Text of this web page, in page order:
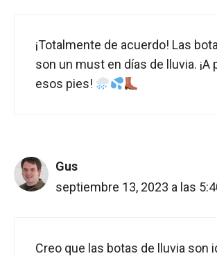
¡Totalmente de acuerdo! Las
son un must en días de lluvia. ¡A
esos pies!
Gus
septiembre 13, 2023 a las
Creo que las botas de lluvia son